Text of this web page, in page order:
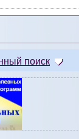
поиск